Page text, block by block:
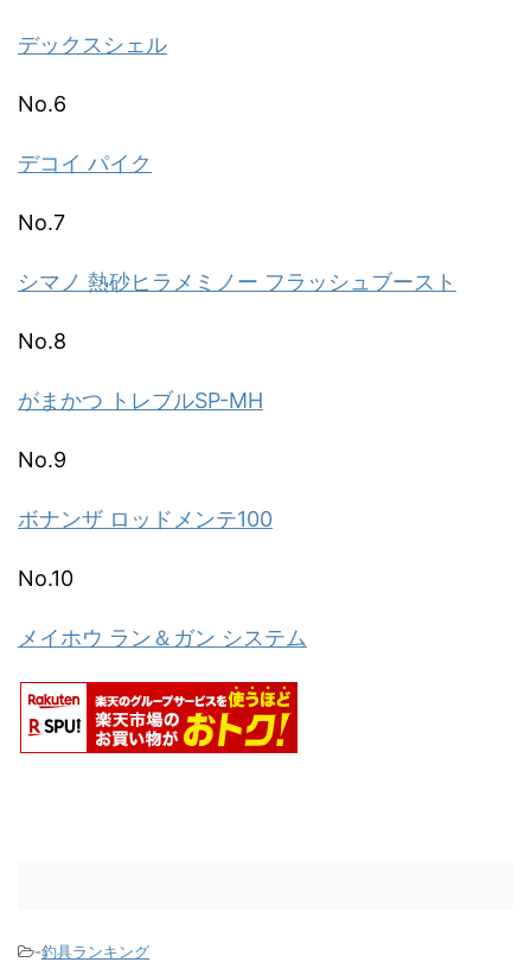
デックスシェル
No.6
デコイ パイク
No.7
シマノ 熱砂ヒラメミノー フラッシュブースト
No.8
がまかつ トレブルSP-MH
No.9
ボナンザ ロッドメンテ100
No.10
メイホウ ラン＆ガン システム
-釣具ランキング